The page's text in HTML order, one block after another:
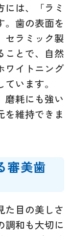
は、「ラミ
。歯の表面を
セラミック製
ことで、自然
ワイトニング
います。
磨耗にも強い
を維持できま
審美歯
た目の美しさ
調和も大切に